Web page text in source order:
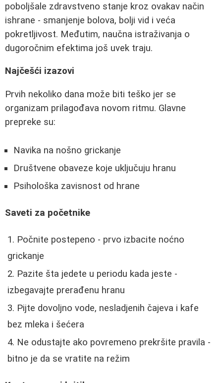
poboljšale zdravstveno stanje kroz ovakav način
ishrane - smanjenje bolova, bolji vid i veća
pokretljivost. Međutim, naučna istraživanja o
dugoročnim efektima još uvek traju.
Najčešći izazovi
Prvih nekoliko dana može biti teško jer se
organizam prilagođava novom ritmu. Glavne
prepreke su:
Navika na nošno grickanje
Društvene obaveze koje uključuju hranu
Psihološka zavisnost od hrane
Saveti za početnike
Počnite postepeno - prvo izbacite noćno
grickanje
Pazite šta jedete u periodu kada jeste -
izbegavajte prerađenu hranu
Pijte dovoljno vode, nesladjenih čajeva i kafe
bez mleka i šećera
Ne odustajte ako povremeno prekršite pravila -
bitno je da se vratite na režim